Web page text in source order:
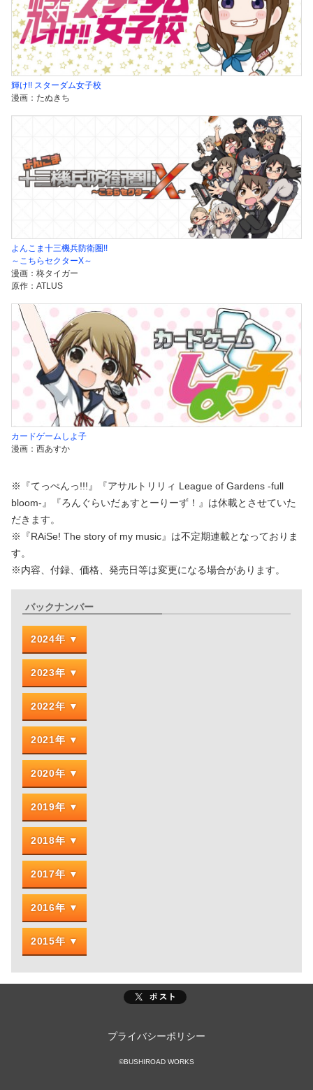
輝け!! スターダム女子校
漫画：たぬきち
よんこま十三機兵防衛圏!!
～こちらセクターX～
漫画：柊タイガー
原作：ATLUS
カードゲームしよ子
漫画：西あすか
※『てっぺんっ!!!』『アサルトリリィ League of Gardens -full
bloom-』『ろんぐらいだぁすとーりーず！』は休載とさせていた
だきます。
※『RAiSe! The story of my music』は不定期連載となっておりま
す。
※内容、付録、価格、発売日等は変更になる場合があります。
バックナンバー
2024年
2023年
2022年
2021年
2020年
2019年
2018年
2017年
2016年
2015年
プライバシーポリシー
©BUSHIROAD WORKS